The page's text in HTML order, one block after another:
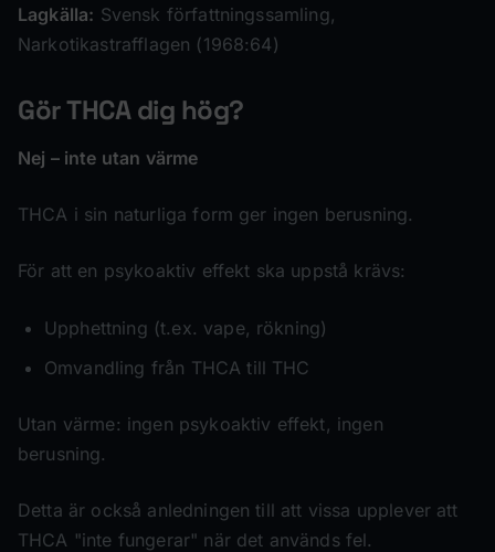
Lagkälla: Svensk författningssamling,
Narkotikastrafflagen (1968:64)
Gör THCA dig hög?
Nej – inte utan värme
THCA i sin naturliga form ger ingen berusning.
För att en psykoaktiv effekt ska uppstå krävs:
Upphettning (t.ex. vape, rökning)
Omvandling från THCA till THC
Utan värme: ingen psykoaktiv effekt, ingen
berusning.
Detta är också anledningen till att vissa upplever att
THCA "inte fungerar" när det används fel.